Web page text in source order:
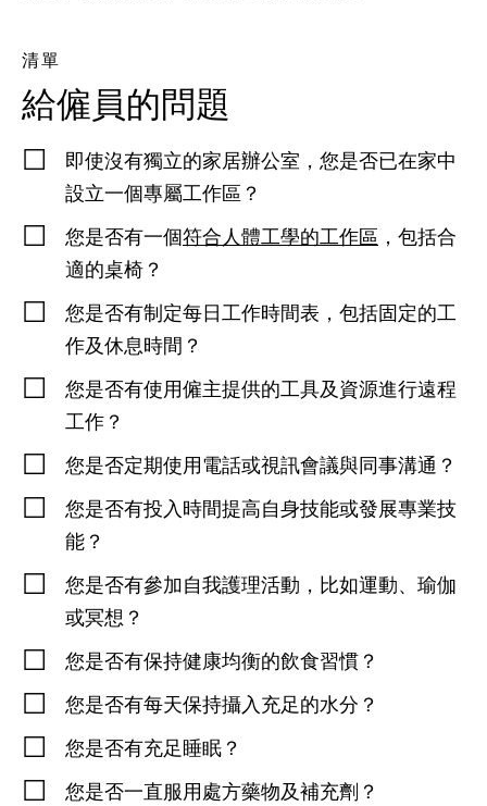
清單
給僱員的問題
即使沒有獨立的家居辦公室，您是否已在家中
設立一個專屬工作區？
您是否有一個符合人體工學的工作區 ，包括合
適的桌椅？
您是否有制定每日工作時間表，包括固定的工
作及休息時間？
您是否有使用僱主提供的工具及資源進行遠程
工作？
您是否定期使用電話或視訊會議與同事溝通？
您是否有投入時間提高自身技能或發展專業技
能？
您是否有參加自我護理活動，比如運動、瑜伽
或冥想？
您是否有保持健康均衡的飲食習慣？
您是否有每天保持攝入充足的水分？
您是否有充足睡眠？
您是否一直服用處方藥物及補充劑？